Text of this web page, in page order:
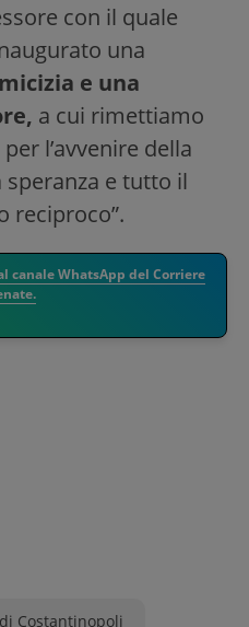
con il quale
una
e una
a cui rimettiamo
l’avvenire della
e tutto il
reciproco”.
canale WhatsApp del Corriere
Costantinopoli